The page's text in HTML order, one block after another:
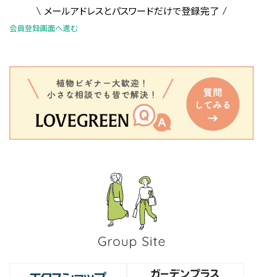
メールアドレスとパスワードだけで登録完了
会員登録画面へ進む